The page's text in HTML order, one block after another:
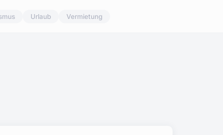
Urlaub Vermietung